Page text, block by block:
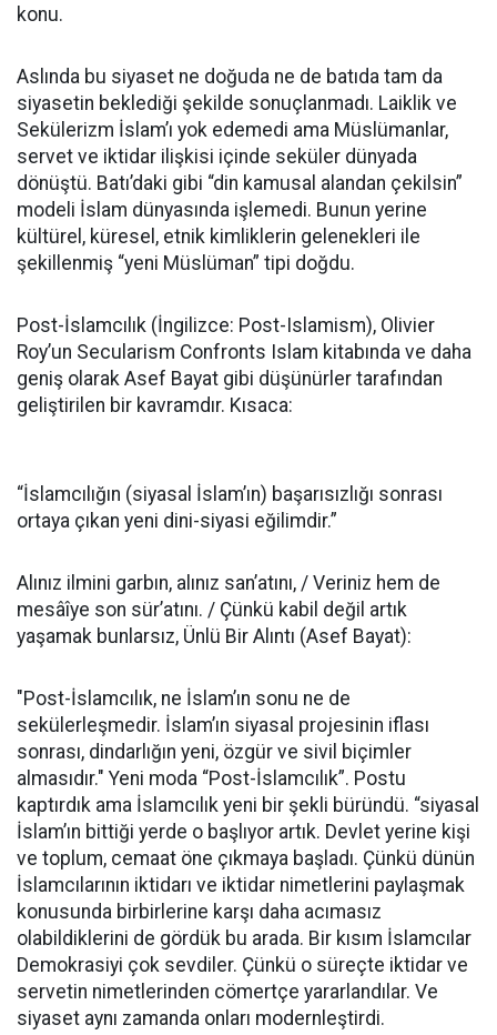
konu.
Aslında bu siyaset ne doğuda ne de batıda tam da
siyasetin beklediği şekilde sonuçlanmadı. Laiklik ve
Sekülerizm İslam’ı yok edemedi ama Müslümanlar,
servet ve iktidar ilişkisi içinde seküler dünyada
dönüştü. Batı’daki gibi “din kamusal alandan çekilsin”
modeli İslam dünyasında işlemedi. Bunun yerine
kültürel, küresel, etnik kimliklerin gelenekleri ile
şekillenmiş “yeni Müslüman” tipi doğdu.
Post-İslamcılık (İngilizce: Post-Islamism), Olivier
Roy’un Secularism Confronts Islam kitabında ve daha
geniş olarak Asef Bayat gibi düşünürler tarafından
geliştirilen bir kavramdır. Kısaca:
“İslamcılığın (siyasal İslam’ın) başarısızlığı sonrası
ortaya çıkan yeni dini-siyasi eğilimdir.”
Alınız ilmini garbın, alınız san’atını, / Veriniz hem de
mesâîye son sür’atını. / Çünkü kabil değil artık
yaşamak bunlarsız, Ünlü Bir Alıntı (Asef Bayat):
"Post-İslamcılık, ne İslam’ın sonu ne de
sekülerleşmedir. İslam’ın siyasal projesinin iflası
sonrası, dindarlığın yeni, özgür ve sivil biçimler
almasıdır." Yeni moda “Post-İslamcılık”. Postu
kaptırdık ama İslamcılık yeni bir şekli büründü. “siyasal
İslam’ın bittiği yerde o başlıyor artık. Devlet yerine kişi
ve toplum, cemaat öne çıkmaya başladı. Çünkü dünün
İslamcılarının iktidarı ve iktidar nimetlerini paylaşmak
konusunda birbirlerine karşı daha acımasız
olabildiklerini de gördük bu arada. Bir kısım İslamcılar
Demokrasiyi çok sevdiler. Çünkü o süreçte iktidar ve
servetin nimetlerinden cömertçe yararlandılar. Ve
siyaset aynı zamanda onları modernleştirdi.